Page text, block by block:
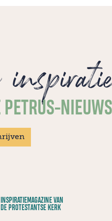
INSPIRATIEMAGAZINE VAN
DE PROTESTANTSE KERK